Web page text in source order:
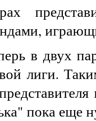
в двух
лиги.
пока еще